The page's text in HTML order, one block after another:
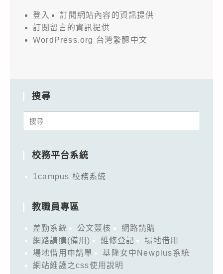
登入
訂閱網站內容的資訊提供
訂閱留言的資訊提供
WordPress.org 台灣繁體中文
搜尋
Search
校務平台系統
1campus 校務系統
教職員專區
差勤系統 公文簽核
網路請購
網路請購(備用)
維修登記
場地借用
場地借用申請單
基隆女中Newplus系統
網站維護之css使用說明